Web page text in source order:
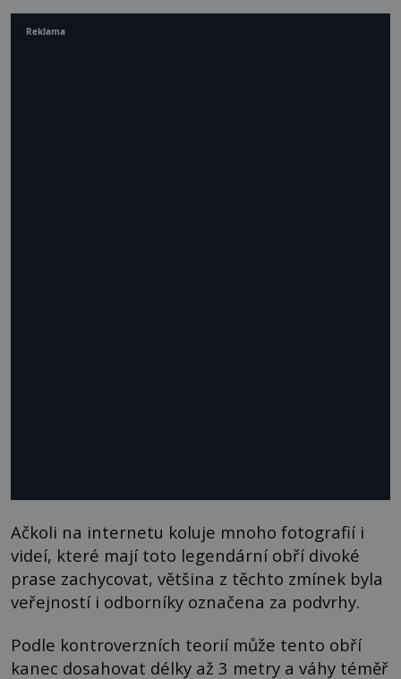
Ačkoli na internetu koluje mnoho fotografií i
videí, které mají toto legendární obří divoké
prase zachycovat, většina z těchto zmínek byla
veřejností i odborníky označena za podvrhy.
Podle kontroverzních teorií může tento obří
kanec dosahovat délky až 3 metry a váhy téměř
Reklama